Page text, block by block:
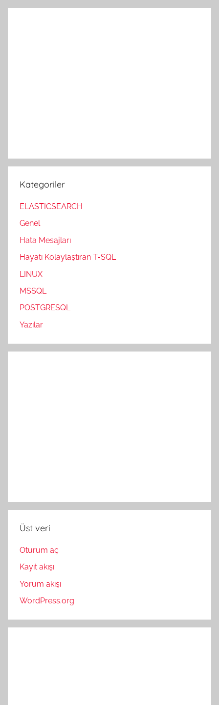
Kategoriler
ELASTICSEARCH
Genel
Hata Mesajları
Hayatı Kolaylaştıran T-SQL
LINUX
MSSQL
POSTGRESQL
Yazılar
Üst veri
Oturum aç
Kayıt akışı
Yorum akışı
WordPress.org